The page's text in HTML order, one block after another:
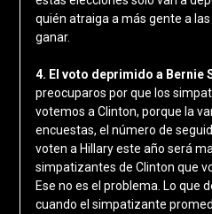
quién atraiga a más gente a
ganar.
4. El voto deprimido a Bernie
preocuparos por que los
votemos a Clinton, porque la
encuestas, el número de
voten a Hillary este año será
simpatizantes de Clinton que
Ese no es el problema. Lo que
cuando el simpatizante